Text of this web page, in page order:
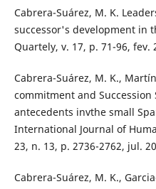
Cabrera-Suárez, M. K.
successor's development in
Quartely, v. 17, p. 71-96, fev.
Cabrera-Suárez, M. K.,
commitment and Succession
antecedents invthe small
International Journal of
23, n. 13, p. 2736-2762, jul.
Cabrera-Suárez, M. K.,